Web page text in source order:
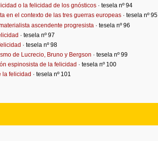
o la felicidad de los gnósticos · tesela nº 94
en el contexto de las tres guerras europeas · tesela nº 95
ascendente progresista · tesela nº 96
· tesela nº 97
· tesela nº 98
de Lucrecio, Bruno y Bergson · tesela nº 99
espinosista de la felicidad · tesela nº 100
la felicidad · tesela nº 101